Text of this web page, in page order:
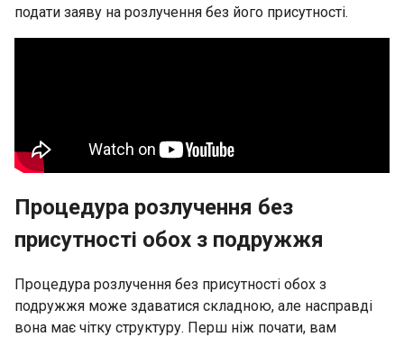
подати заяву на розлучення без його присутності.
Процедура розлучення без
присутності обох з подружжя
Процедура розлучення без присутності обох з
подружжя може здаватися складною, але насправді
вона має чітку структуру. Перш ніж почати, вам